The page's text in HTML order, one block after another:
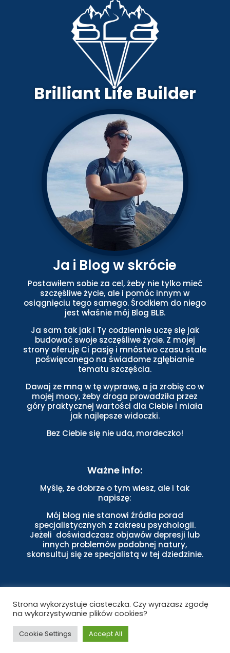
Brilliant Life Builder
Ja i Blog w skrócie
Postawiłem sobie za cel, żeby nie tylko mieć
szczęśliwe życie, ale i pomóc innym w
osiągnięciu tego samego. Środkiem do niego
jest właśnie mój Blog BLB.
Ja sam tak jak i Ty codziennie uczę się jak
budować swoje szczęśliwe życie. Z mojej
strony oferuję Ci pasję i mnóstwo czasu stale
poświęcanego na świadome zgłębianie
tematu szczęścia.
Dawaj ze mną w tę wyprawę, a ja zrobię co w
mojej mocy, żeby droga prowadziła przez
góry praktycznej wartości dla Ciebie i miała
jak najlepsze widoczki.
Bez Ciebie się nie uda, mordeczko!
Ważne info:
Myślę, że dobrze o tym wiesz, ale i tak
napiszę:
Mój blog nie stanowi źródła porad
specjalistycznych z zakresu psychologii.
Jeżeli doświadczasz objawów depresji lub
innych problemów podobnej natury,
skonsultuj się ze specjalistą w tej dziedzinie.
Copyright © 2022 Brilliant Life Builder. Wszystkie prawa
Strona wykorzystuje ciasteczka. Czy wyrażasz zgodę
na wykorzystywanie plików cookies?
Cookie Settings Accept All